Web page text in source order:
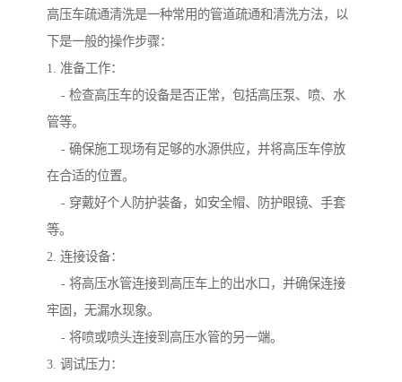
高压车疏通清洗是一种常用的管道疏通和清洗方法，以
下是一般的操作步骤：
1. 准备工作：
- 检查高压车的设备是否正常，包括高压泵、喷、水
管等。
- 确保施工现场有足够的水源供应，并将高压车停放
在合适的位置。
- 穿戴好个人防护装备，如安全帽、防护眼镜、手套
等。
2. 连接设备：
- 将高压水管连接到高压车上的出水口，并确保连接
牢固，无漏水现象。
- 将喷或喷头连接到高压水管的另一端。
3. 调试压力：